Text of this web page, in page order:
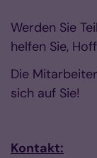
Werden Sie
helfen Sie,
Die
sich auf Sie!
Kontakt: